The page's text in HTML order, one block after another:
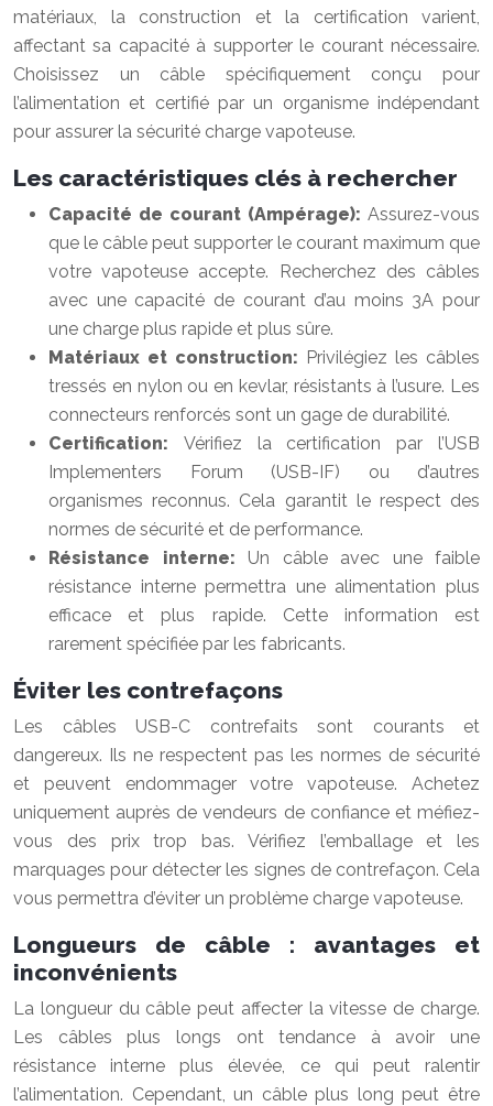
matériaux, la construction et la certification varient,
affectant sa capacité à supporter le courant nécessaire.
Choisissez un câble spécifiquement conçu pour
l’alimentation et certifié par un organisme indépendant
pour assurer la sécurité charge vapoteuse.
Les caractéristiques clés à rechercher
Capacité de courant (Ampérage): Assurez-vous
que le câble peut supporter le courant maximum que
votre vapoteuse accepte. Recherchez des câbles
avec une capacité de courant d’au moins 3A pour
une charge plus rapide et plus sûre.
Matériaux et construction: Privilégiez les câbles
tressés en nylon ou en kevlar, résistants à l’usure. Les
connecteurs renforcés sont un gage de durabilité.
Certification: Vérifiez la certification par l’USB
Implementers Forum (USB-IF) ou d’autres
organismes reconnus. Cela garantit le respect des
normes de sécurité et de performance.
Résistance interne: Un câble avec une faible
résistance interne permettra une alimentation plus
efficace et plus rapide. Cette information est
rarement spécifiée par les fabricants.
Éviter les contrefaçons
Les câbles USB-C contrefaits sont courants et
dangereux. Ils ne respectent pas les normes de sécurité
et peuvent endommager votre vapoteuse. Achetez
uniquement auprès de vendeurs de confiance et méfiez-
vous des prix trop bas. Vérifiez l’emballage et les
marquages pour détecter les signes de contrefaçon. Cela
vous permettra d’éviter un problème charge vapoteuse.
Longueurs de câble : avantages et
inconvénients
La longueur du câble peut affecter la vitesse de charge.
Les câbles plus longs ont tendance à avoir une
résistance interne plus élevée, ce qui peut ralentir
l’alimentation. Cependant, un câble plus long peut être